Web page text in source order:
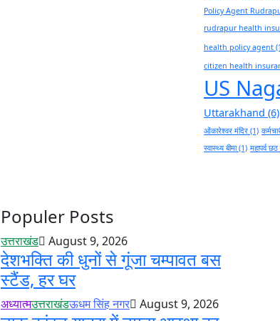
Policy Agent
rudrapur health
health policy agent
citizen health
US
Uttarakhand (6)
ओंकारेश्वर मंदिर (1)
स्वास्थ्य बीमा(1) महापर्व
Populer Posts
उत्तराखंड August 9, 2026
देशभक्ति की धुनों से गूंजा चम्पावत बस
स्टैंड, हर घर
अध्यात्मउत्तराखंडऊधम सिंह नगर August 9, 2026